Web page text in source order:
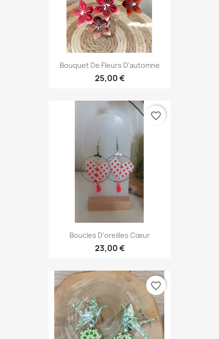
Bouquet De Fleurs D'automne
25,00 €
Boucles D'oreilles Cœur
23,00 €
favorite_border
favorite_border